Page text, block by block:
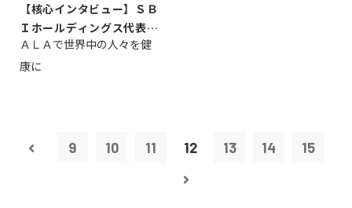
【核心インタビュー】ＳＢ
Ｉホールディングス代表取
締役執行役員...
ＡＬＡで世界中の人々を健
康に
9 10 11 12 13 14 15